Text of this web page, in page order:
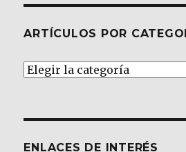
ARTÍCULOS POR
Artículos
ENLACES DE INTERÉS